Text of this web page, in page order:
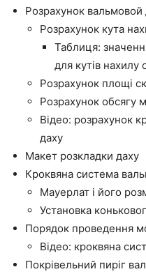
Розрахунок вальмовой
Розрахунок кута
Таблиця:
для кутів нахилу
Розрахунок площі
Розрахунок обсягу
Відео: розрахунок
даху
Макет розкладки даху
Кроквяна система
Мауерлат і його
Установка
Порядок проведення
Відео: кроквяна
Покрівельний пиріг